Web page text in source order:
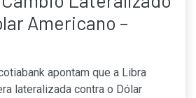
Americano –
apontam que a Libra
lateralizada contra o Dólar